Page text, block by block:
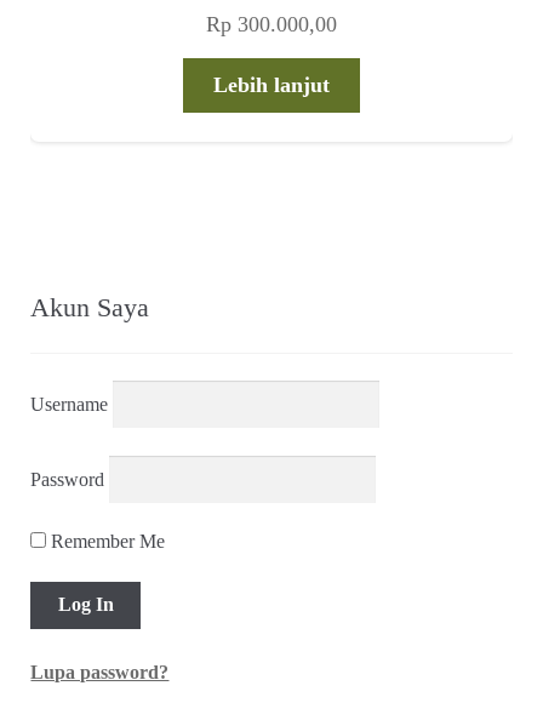
Rp 300.000,00
Lebih lanjut
Akun Saya
Username
Password
Remember Me
Lupa password?